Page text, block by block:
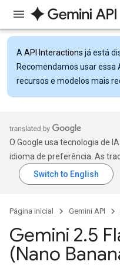
A API Interactions já está
Recomendamos usar essa
recursos e modelos mais
O Google usa tecnologia de
idioma de preferência. As
Página inicial Gemini API
Gemini 2.5
(Nano